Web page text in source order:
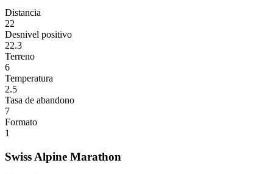
Distancia
22
Desnivel positivo
22.3
Terreno
6
Temperatura
2.5
Tasa de abandono
7
Formato
1
Swiss Alpine Marathon